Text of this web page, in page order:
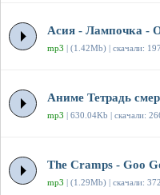
Асия - Лампочка -
mp3 | (1.42Mb) | скачали: 197
Аниме Тетрадь
mp3 | 630.04Kb | скачали:
The Cramps - Goo
mp3 | (1.29Mb) | скачали: 372